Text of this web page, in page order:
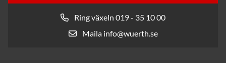
Ring växeln 019 - 35 10 00
Maila info@wuerth.se